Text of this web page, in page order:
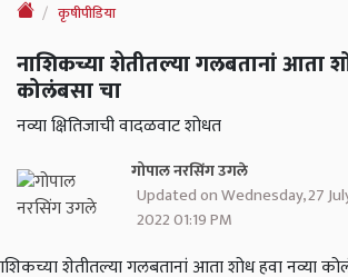
कृषीपीडिया
नाशिकच्या शेतीतल्या गलबतानां आता
कोलंबसा चा
नव्या क्षितिजाची वादळवाट शोधत
गोपाल नरसिंग उगले
Updated on Wednesday, 27
2022 01:19 PM